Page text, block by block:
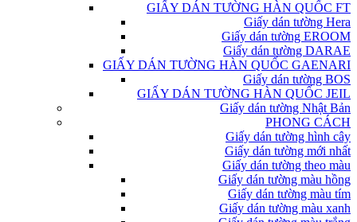
GIẤY DÁN TƯỜNG HÀN QUỐC FT
Giấy dán tường Hera
Giấy dán tường EROOM
Giấy dán tường DARAE
GIẤY DÁN TƯỜNG HÀN QUỐC GAENARI
Giấy dán tường BOS
GIẤY DÁN TƯỜNG HÀN QUỐC JEIL
Giấy dán tường Nhật Bản
PHONG CÁCH
Giấy dán tường hình cây
Giấy dán tường mới nhất
Giấy dán tường theo màu
Giấy dán tường màu hồng
Giấy dán tường màu tím
Giấy dán tường màu xanh